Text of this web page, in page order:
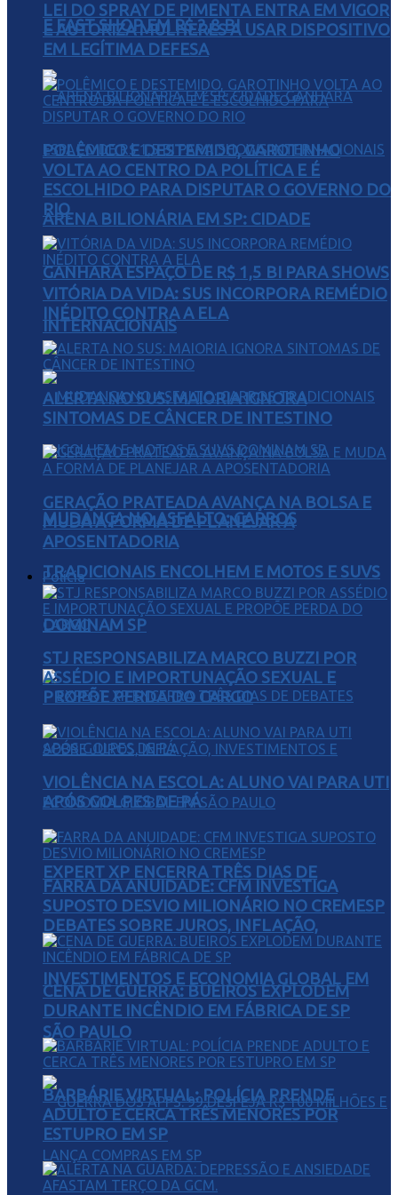
E FAST SHOP EM R$ 2,8 BI
ARENA BILIONÁRIA EM SP: CIDADE
GANHARÁ ESPAÇO DE R$ 1,5 BI PARA SHOWS
INTERNACIONAIS
MUDANÇA NO ASFALTO: CARROS
TRADICIONAIS ENCOLHEM E MOTOS E SUVS
DOMINAM SP
EXPERT XP ENCERRA TRÊS DIAS DE
DEBATES SOBRE JUROS, INFLAÇÃO,
INVESTIMENTOS E ECONOMIA GLOBAL EM
SÃO PAULO
LEI DO SPRAY DE PIMENTA ENTRA EM VIGOR
E AUTORIZA MULHERES A USAR DISPOSITIVO
EM LEGÍTIMA DEFESA
POLÊMICO E DESTEMIDO, GAROTINHO
VOLTA AO CENTRO DA POLÍTICA E É
ESCOLHIDO PARA DISPUTAR O GOVERNO DO
RIO
VITÓRIA DA VIDA: SUS INCORPORA REMÉDIO
INÉDITO CONTRA A ELA
ALERTA NO SUS: MAIORIA IGNORA
SINTOMAS DE CÂNCER DE INTESTINO
GERAÇÃO PRATEADA AVANÇA NA BOLSA E
MUDA A FORMA DE PLANEJAR A
APOSENTADORIA
Polícia
STJ RESPONSABILIZA MARCO BUZZI POR
ASSÉDIO E IMPORTUNAÇÃO SEXUAL E
PROPÕE PERDA DO CARGO
VIOLÊNCIA NA ESCOLA: ALUNO VAI PARA UTI
APÓS GOLPES DE PÁ
FARRA DA ANUIDADE: CFM INVESTIGA
SUPOSTO DESVIO MILIONÁRIO NO CREMESP
CENA DE GUERRA: BUEIROS EXPLODEM
DURANTE INCÊNDIO EM FÁBRICA DE SP
BARBÁRIE VIRTUAL: POLÍCIA PRENDE
ADULTO E CERCA TRÊS MENORES POR
ESTUPRO EM SP